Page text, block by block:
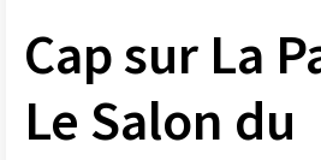
Cap sur La
Le Salon du